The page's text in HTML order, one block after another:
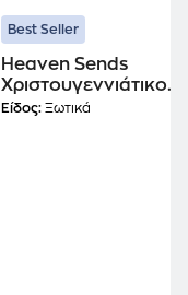
Best Seller
Heaven Sends
Χριστουγεννιάτικο
Διακοσμητικό -
Είδος: Ξωτικά